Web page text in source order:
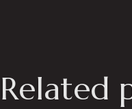
Related